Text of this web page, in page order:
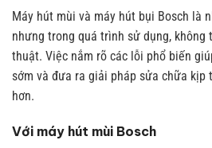
Máy hút mùi và máy hút bụi Bosch là
nhưng trong quá trình sử dụng, không
thuật. Việc nắm rõ các lỗi phổ biến
sớm và đưa ra giải pháp sửa chữa kịp
hơn.
Với máy hút mùi Bosch